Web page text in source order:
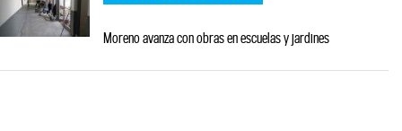
Moreno avanza con obras en escuelas y jardines